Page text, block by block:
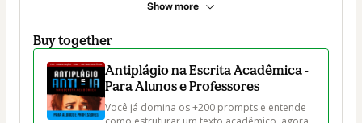
Show more
Buy together
Antiplágio na Escrita Acadêmica -
Para Alunos e Professores
Você já domina os +200 prompts e entende